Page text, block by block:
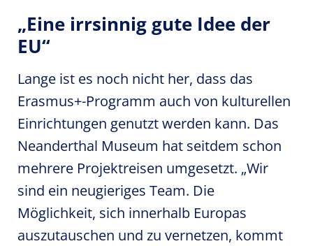
„Eine irrsinnig gute Idee der
EU“
Lange ist es noch nicht her, dass das
Erasmus+-Programm auch von kulturellen
Einrichtungen genutzt werden kann. Das
Neanderthal Museum hat seitdem schon
mehrere Projektreisen umgesetzt. „Wir
sind ein neugieriges Team. Die
Möglichkeit, sich innerhalb Europas
auszutauschen und zu vernetzen, kommt